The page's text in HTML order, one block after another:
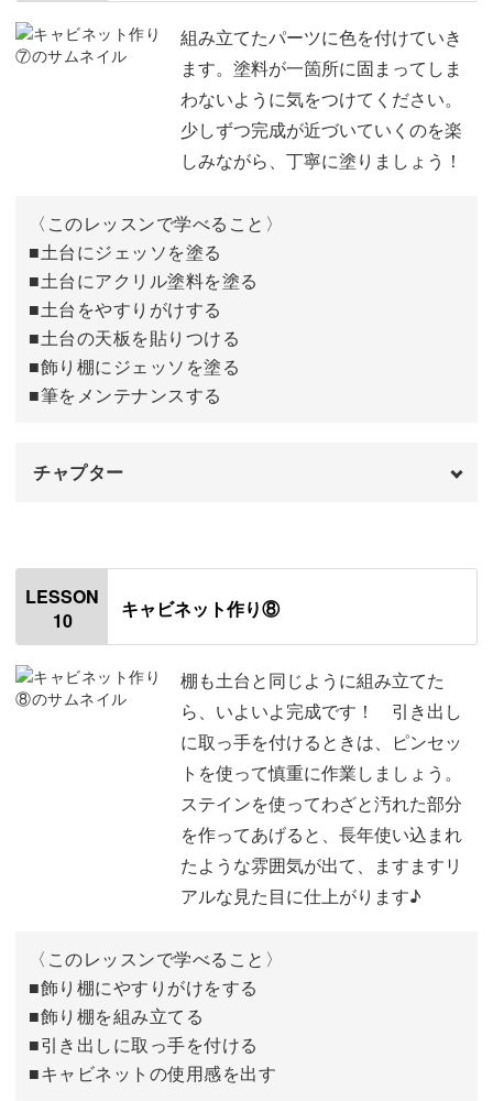
飾り棚の天板を仕上げる 09:53
土台にステインを塗る 14:22
飾り棚にステインを塗る 19:49
組み立てたパーツに色を付けていき
ます。塗料が一箇所に固まってしま
わないように気をつけてください。
少しずつ完成が近づいていくのを楽
しみながら、丁寧に塗りましょう！
〈このレッスンで学べること〉
■土台にジェッソを塗る
■土台にアクリル塗料を塗る
■土台をやすりがけする
■土台の天板を貼りつける
■飾り棚にジェッソを塗る
■筆をメンテナンスする
チャプター
はじめに
土台にジェッソを塗る
飾り棚にジェッソを塗る 06:28
アクリル塗料を塗る 08:21
筆をメンテナンスする 15:46
土台をやすりがけする 17:25
土台の天板を貼りつける 19:53
LESSON
10
キャビネット作り⑧
棚も土台と同じように組み立てた
ら、いよいよ完成です！ 引き出し
に取っ手を付けるときは、ピンセッ
トを使って慎重に作業しましょう。
ステインを使ってわざと汚れた部分
を作ってあげると、長年使い込まれ
たような雰囲気が出て、ますますリ
アルな見た目に仕上がります♪
〈このレッスンで学べること〉
■飾り棚にやすりがけをする
■飾り棚を組み立てる
■引き出しに取っ手を付ける
■キャビネットの使用感を出す